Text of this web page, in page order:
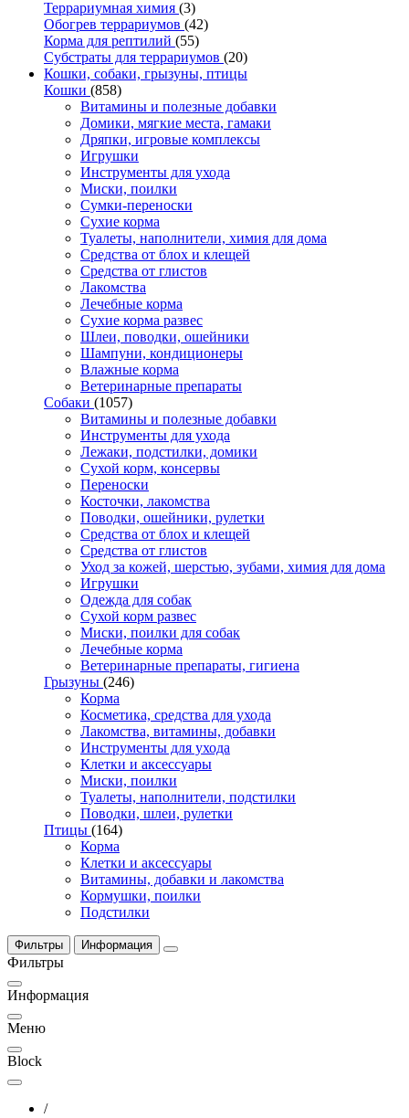
Террариумная химия (3)
Обогрев террариумов (42)
Корма для рептилий (55)
Субстраты для террариумов (20)
Кошки, собаки, грызуны, птицы
Кошки (858)
Витамины и полезные добавки
Домики, мягкие места, гамаки
Дряпки, игровые комплексы
Игрушки
Инструменты для ухода
Миски, поилки
Сумки-переноски
Сухие корма
Туалеты, наполнители, химия для дома
Средства от блох и клещей
Средства от глистов
Лакомства
Лечебные корма
Сухие корма развес
Шлеи, поводки, ошейники
Шампуни, кондиционеры
Влажные корма
Ветеринарные препараты
Собаки (1057)
Витамины и полезные добавки
Инструменты для ухода
Лежаки, подстилки, домики
Сухой корм, консервы
Переноски
Косточки, лакомства
Поводки, ошейники, рулетки
Средства от блох и клещей
Средства от глистов
Уход за кожей, шерстью, зубами, химия для дома
Игрушки
Одежда для собак
Сухой корм развес
Миски, поилки для собак
Лечебные корма
Ветеринарные препараты, гигиена
Грызуны (246)
Корма
Косметика, средства для ухода
Лакомства, витамины, добавки
Инструменты для ухода
Клетки и аксессуары
Миски, поилки
Туалеты, наполнители, подстилки
Поводки, шлеи, рулетки
Птицы (164)
Корма
Клетки и аксессуары
Витамины, добавки и лакомства
Кормушки, поилки
Подстилки
Фильтры Информация
Фильтры
Информация
Меню
Block
/